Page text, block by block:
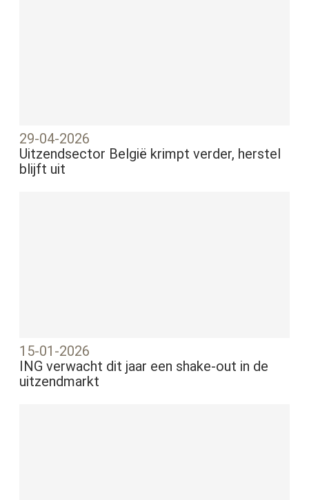
29-04-2026
Uitzendsector België krimpt verder, herstel
blijft uit
15-01-2026
ING verwacht dit jaar een shake-out in de
uitzendmarkt